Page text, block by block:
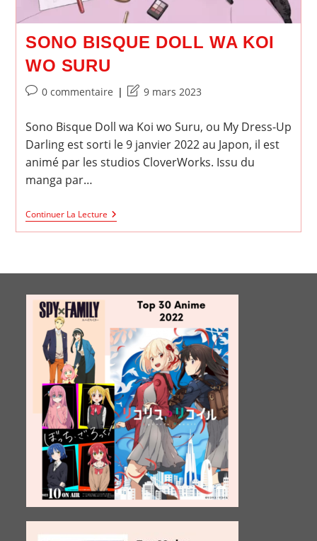
SONO BISQUE DOLL WA KOI
WO SURU
Commentaires
la
publication :
0 commentaire
Dernière
de
la
publication :
9 mars 2023
Sono Bisque Doll wa Koi wo Suru, ou My Dress-Up
Darling est sorti le 9 janvier 2022 au Japon, il est
animé par les studios CloverWorks. Issu du
manga par…
Continuer La LectureSono
Bisque
Doll
Wo